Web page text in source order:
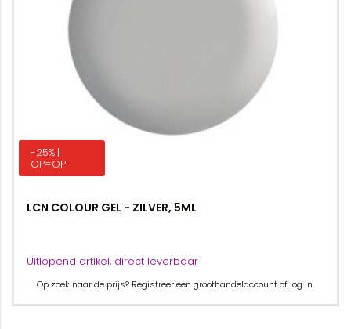
-25% |
OP=OP
LCN COLOUR GEL - ZILVER, 5ML
Uitlopend artikel, direct leverbaar
Op zoek naar de prijs? Registreer een groothandelaccount of log in.